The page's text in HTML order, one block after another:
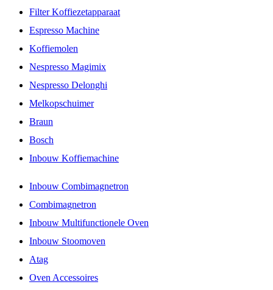
Filter Koffiezetapparaat
Espresso Machine
Koffiemolen
Nespresso Magimix
Nespresso Delonghi
Melkopschuimer
Braun
Bosch
Inbouw Koffiemachine
Inbouw Combimagnetron
Combimagnetron
Inbouw Multifunctionele Oven
Inbouw Stoomoven
Atag
Oven Accessoires